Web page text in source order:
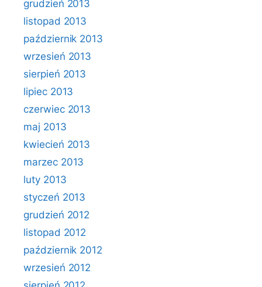
grudzień 2013
listopad 2013
październik 2013
wrzesień 2013
sierpień 2013
lipiec 2013
czerwiec 2013
maj 2013
kwiecień 2013
marzec 2013
luty 2013
styczeń 2013
grudzień 2012
listopad 2012
październik 2012
wrzesień 2012